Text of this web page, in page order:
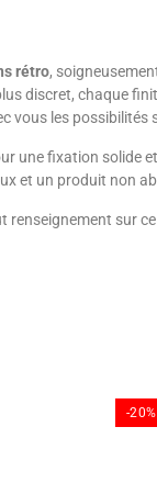
rétro,
discret, chaque
vous les possibilités
une fixation solide
et un produit non
sur
-20%